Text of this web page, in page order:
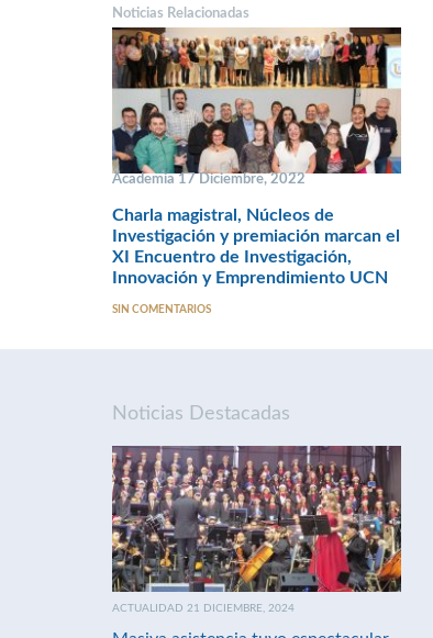
Noticias Relacionadas
Academia 17 Diciembre, 2022
Charla magistral, Núcleos de
Investigación y premiación marcan el
XI Encuentro de Investigación,
Innovación y Emprendimiento UCN
SIN COMENTARIOS
Noticias Destacadas
ACTUALIDAD 21 DICIEMBRE, 2024